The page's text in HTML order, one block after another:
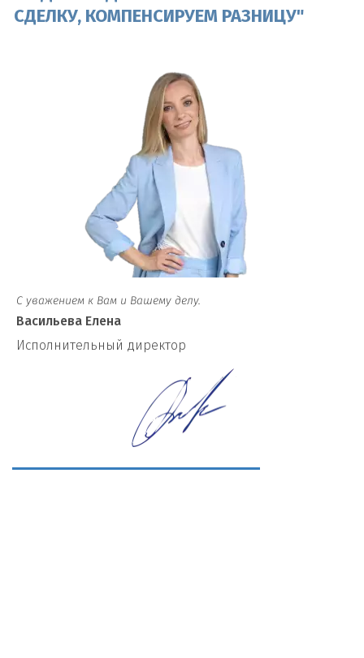
СДЕЛКУ, КОМПЕНСИРУЕМ РАЗНИЦУ"
С уважением к Вам и Вашему делу.
Васильева Елена
И сполнительный директор